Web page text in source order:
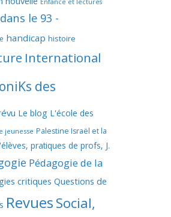
le 93 -
handicap histoire
International
des
Le blog L'école des
jeunesse Palestine Israël et la
pratiques de profs, J.
Pédagogie de la
critiques Questions de
RevuesSocial,